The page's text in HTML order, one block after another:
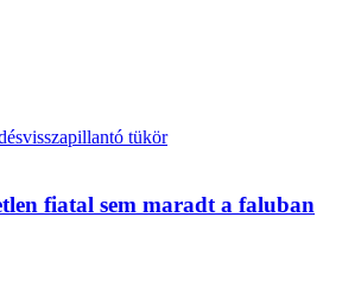
visszapillantó tükör
fiatal sem maradt a faluban